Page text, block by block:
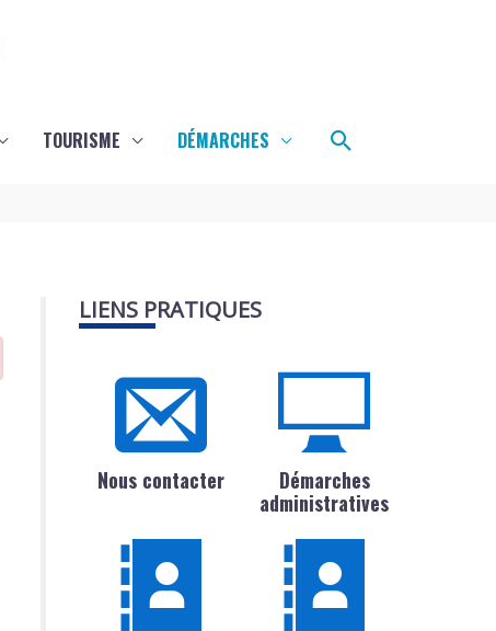
TOURISME DÉMARCHES Rechercher
LIENS PRATIQUES
Nous contacter
Démarches
administratives